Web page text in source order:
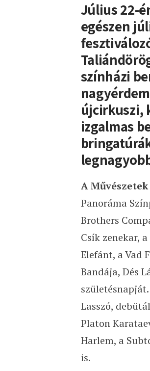
Elkezdődött a
Július 22-
egészen
színházi
újcirkuszi,
izgalmas
A
Panoráma
Brothers
Csík zenekar,
Elefánt, a Vad
Bandája, Dés
Lasszó,
Platon
Harlem, a
is.